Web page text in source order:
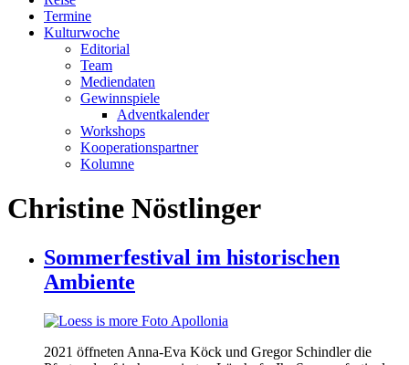
Termine
Kulturwoche
Editorial
Team
Mediendaten
Gewinnspiele
Adventkalender
Workshops
Kooperationspartner
Kolumne
Christine Nöstlinger
Sommerfestival im historischen
Ambiente
2021 öffneten Anna-Eva Köck und Gregor Schindler die